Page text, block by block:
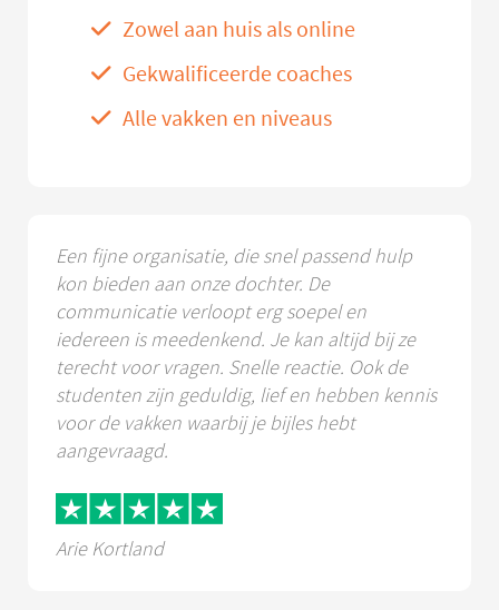
Zowel aan huis als online
Gekwalificeerde coaches
Alle vakken en niveaus
Een fijne organisatie, die snel passend hulp
kon bieden aan onze dochter. De
communicatie verloopt erg soepel en
iedereen is meedenkend. Je kan altijd bij ze
terecht voor vragen. Snelle reactie. Ook de
studenten zijn geduldig, lief en hebben kennis
voor de vakken waarbij je bijles hebt
aangevraagd.
Arie Kortland